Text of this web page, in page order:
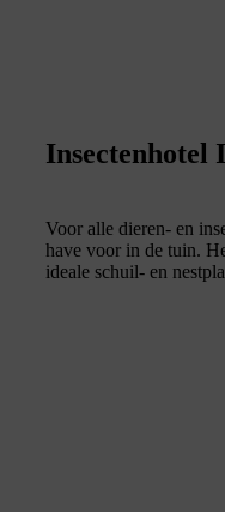
Insectenhotel
Voor alle dieren- en
have voor in de tuin.
ideale schuil- en